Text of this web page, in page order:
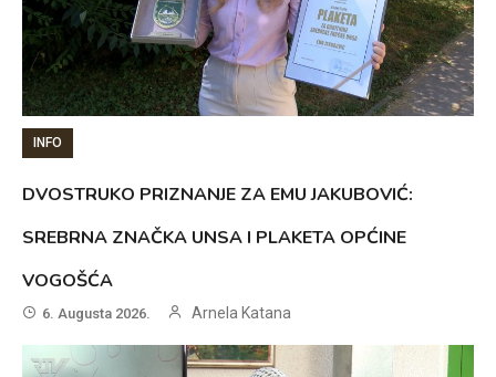
INFO
DVOSTRUKO PRIZNANJE ZA EMU JAKUBOVIĆ:
SREBRNA ZNAČKA UNSA I PLAKETA OPĆINE
VOGOŠĆA
6. Augusta 2026. Arnela Katana